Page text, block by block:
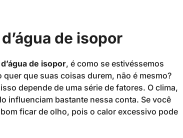
de isopor
de isopor, é como se estivéssemos
que suas coisas durem, não é mesmo?
depende de uma série de fatores. O clima,
influenciam bastante nessa conta. Se você
ficar de olho, pois o calor excessivo pode